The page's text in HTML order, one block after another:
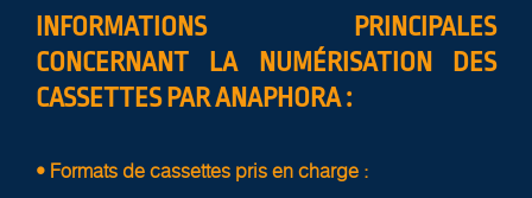
INFORMATIONS PRINCIPALES
CONCERNANT LA NUMÉRISATION DES
CASSETTES PAR ANAPHORA :
• Formats de cassettes pris en charge :